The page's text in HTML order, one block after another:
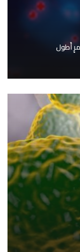
أَطول